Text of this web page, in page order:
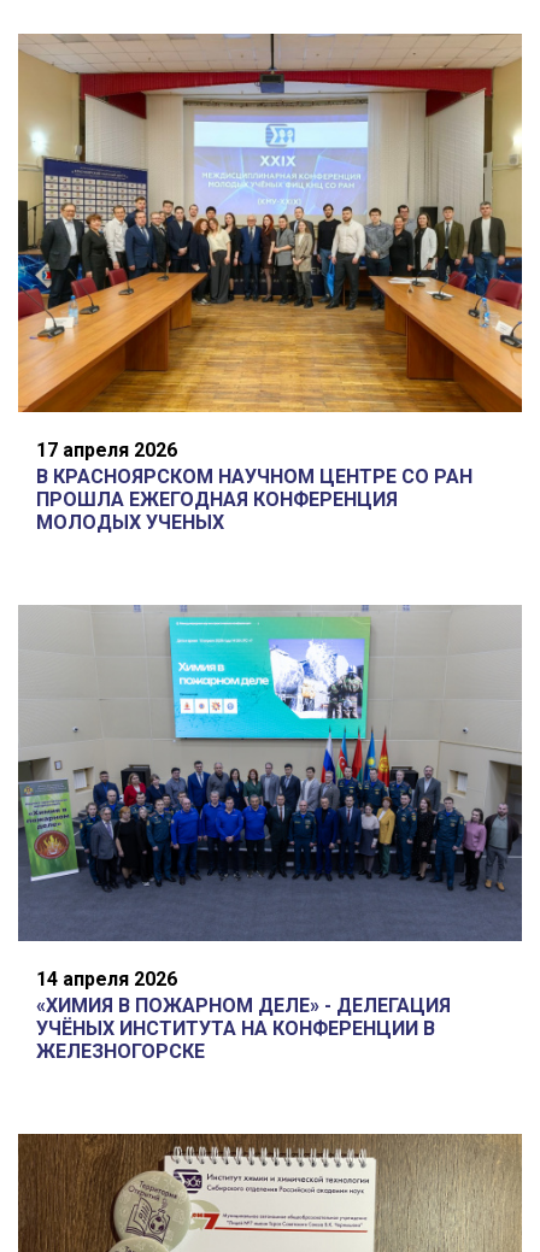
17 апреля 2026
В КРАСНОЯРСКОМ НАУЧНОМ ЦЕНТРЕ СО РАН
ПРОШЛА ЕЖЕГОДНАЯ КОНФЕРЕНЦИЯ
МОЛОДЫХ УЧЕНЫХ
14 апреля 2026
«ХИМИЯ В ПОЖАРНОМ ДЕЛЕ» - ДЕЛЕГАЦИЯ
УЧЁНЫХ ИНСТИТУТА НА КОНФЕРЕНЦИИ В
ЖЕЛЕЗНОГОРСКЕ